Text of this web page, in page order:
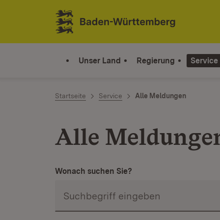
Zum Inhalt springen
Link zur Startseite
Unser Land Regierung Service
Startseite Service Alle Meldungen
Alle
Wonach suchen Sie?